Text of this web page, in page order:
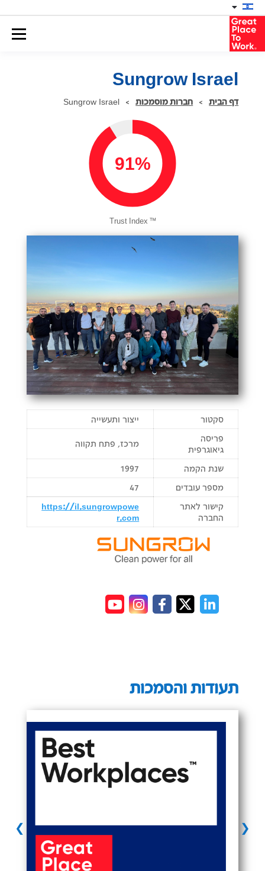
Sungrow Israel
Sungrow Israel חברות מוסמכות > דף הבית >
91%
™
סקטור
ייצור ותעשייה
פריסה
גיאוגרפית
מרכז, פתח תקווה
שנת הקמה
1997
מספר עובדים
47
קישור לאתר
החברה
https://il.sungrowpowe
r.com
תעודות והסמכות
❮
❯